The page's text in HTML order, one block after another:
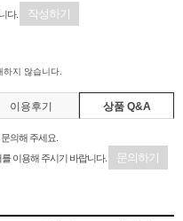
다.
작성하기
지 않습니다.
이용후기 상품 Q&A
의해 주세요.
이용해 주시기 바랍니다.
문의하기